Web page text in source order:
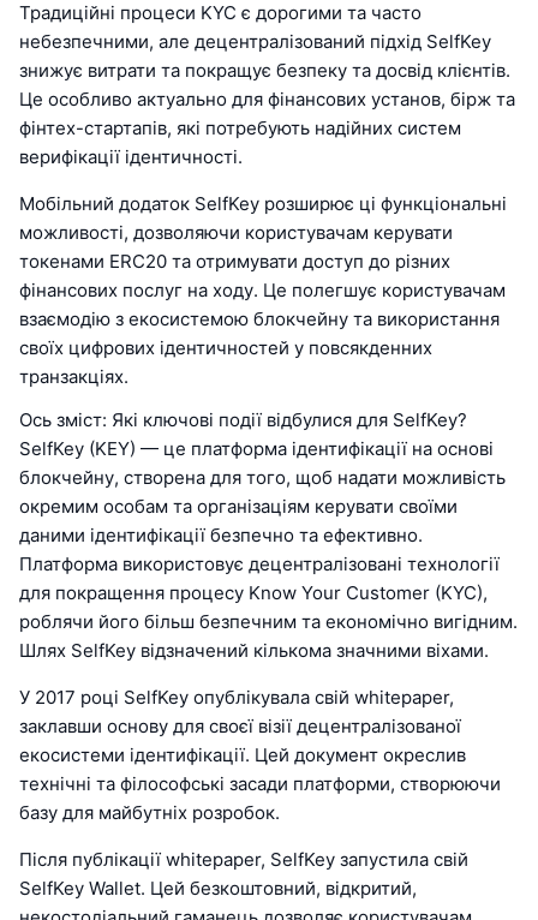
Традиційні процеси KYC є дорогими та часто
небезпечними, але децентралізований підхід SelfKey
знижує витрати та покращує безпеку та досвід клієнтів.
Це особливо актуально для фінансових установ, бірж та
фінтех-стартапів, які потребують надійних систем
верифікації ідентичності.
Мобільний додаток SelfKey розширює ці функціональні
можливості, дозволяючи користувачам керувати
токенами ERC20 та отримувати доступ до різних
фінансових послуг на ходу. Це полегшує користувачам
взаємодію з екосистемою блокчейну та використання
своїх цифрових ідентичностей у повсякденних
транзакціях.
Ось зміст: Які ключові події відбулися для SelfKey?
SelfKey (KEY) — це платформа ідентифікації на основі
блокчейну, створена для того, щоб надати можливість
окремим особам та організаціям керувати своїми
даними ідентифікації безпечно та ефективно.
Платформа використовує децентралізовані технології
для покращення процесу Know Your Customer (KYC),
роблячи його більш безпечним та економічно вигідним.
Шлях SelfKey відзначений кількома значними віхами.
У 2017 році SelfKey опублікувала свій whitepaper,
заклавши основу для своєї візії децентралізованої
екосистеми ідентифікації. Цей документ окреслив
технічні та філософські засади платформи, створюючи
базу для майбутніх розробок.
Після публікації whitepaper, SelfKey запустила свій
SelfKey Wallet. Цей безкоштовний, відкритий,